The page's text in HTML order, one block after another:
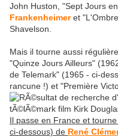
John Huston, "Sept Jours
Frankenheimeret
Shavelson.
Mais il tourne aussi
"Quinze Jours Ailleurs"
de Telemark" (1965 - ci-
rancune !) et "Première
Il passe en France et
ci-dessous) de René